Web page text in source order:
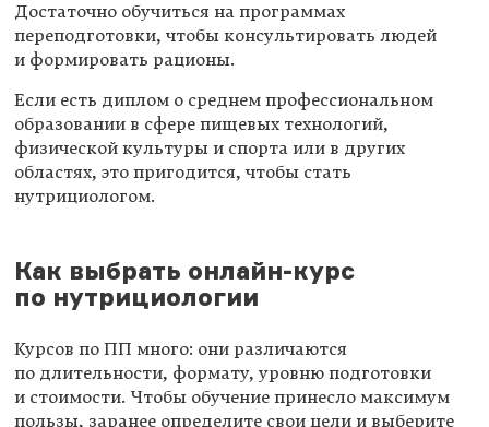
Достаточно обучиться на программах
переподготовки, чтобы консультировать людей
и формировать рационы.
Если есть диплом о среднем профессиональном
образовании в сфере пищевых технологий,
физической культуры и спорта или в других
областях, это пригодится, чтобы стать
нутрициологом.
Как выбрать онлайн-курс
по нутрициологии
Курсов по ПП много: они различаются
по длительности, формату, уровню подготовки
и стоимости. Чтобы обучение принесло максимум
пользы, заранее определите свои цели и выберите